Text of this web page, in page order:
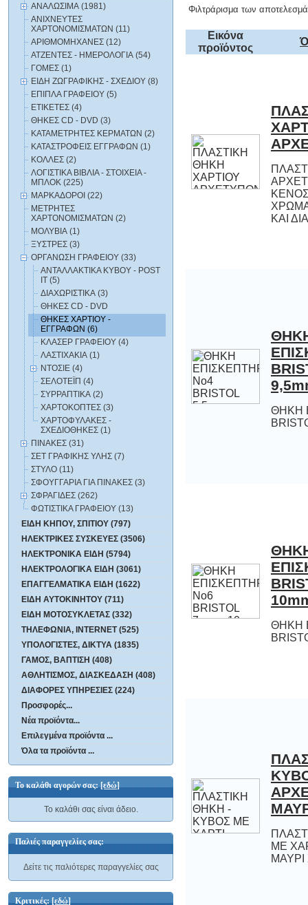
ΑΝΑΛΩΣΙΜΑ (1981)
ΑΝΙΧΝΕΥΤΕΣ
ΧΑΡΤΟΝΟΜΙΣΜΑΤΩΝ (11)
ΑΡΙΘΜΟΜΗΧΑΝΕΣ (12)
ΑΤΖΕΝΤΕΣ - ΗΜΕΡΟΛΟΓΙΑ (54)
ΓΟΜΕΣ (1)
ΕΙΔΗ ΖΩΓΡΑΦΙΚΗΣ - ΣΧΕΔΙΟΥ (8)
ΕΠΙΠΛΑ ΓΡΑΦΕΙΟΥ (5)
ΕΤΙΚΕΤΕΣ (4)
ΘΗΚΕΣ CD - DVD (3)
ΚΑΤΑΜΕΤΡΗΤΕΣ ΚΕΡΜΑΤΩΝ (2)
ΚΑΤΑΣΤΡΟΦΕΙΣ ΕΓΓΡΑΦΩΝ (1)
ΚΟΛΛΕΣ (2)
ΛΟΓΙΣΤΙΚΑ BIBΛΙΑ - ΣΤΟΙΧΕΙΑ -
ΜΠΛΟΚ (225)
ΜΑΡΚΑΔΟΡΟΙ (22)
ΜΕΤΡΗΤΕΣ
ΧΑΡΤΟΝΟΜΙΣΜΑΤΩΝ (2)
ΜΟΛΥΒΙΑ (1)
ΞΥΣΤΡΕΣ (3)
ΟΡΓΑΝΩΣΗ ΓΡΑΦΕΙΟΥ (33)
ΑΝΤΑΛΛΑΚΤΙΚΑ ΚΥΒΟΥ - POST
IT (5)
ΔΙΑΧΩΡΙΣΤΙΚΑ (3)
ΘΗΚΕΣ CD - DVD
ΘΗΚΕΣ ΧΑΡΤΙΟΥ -
ΕΓΓΡΑΦΩΝ (6)
ΚΛΑΣΕΡ ΓΡΑΦΕΙΟΥ (4)
ΛΑΣΤΙΧΑΚΙΑ (1)
ΝΤΟΣΙΕ (4)
ΣΕΛΟΤΕΪΠ (4)
ΣΥΡΡΑΠΤΙΚΑ (2)
ΧΑΡΤΟΚΟΠΤΕΣ (3)
ΧΑΡΤΟΦΥΛΑΚΕΣ -
ΣΧΕΔΙΟΘΗΚΕΣ (1)
ΠΙΝΑΚΕΣ (31)
ΣΕΤ ΓΡΑΦΙΚΗΣ ΥΛΗΣ (7)
ΣΤΥΛΟ (11)
ΣΦΟΥΓΓΑΡΙΑ ΓΙΑ ΠΙΝΑΚΕΣ (3)
ΣΦΡΑΓΙΔΕΣ (262)
ΦΩΤΙΣΤΙΚΑ ΓΡΑΦΕΙΟΥ (13)
ΕΙΔΗ ΚΗΠΟΥ, ΣΠΙΤΙΟΥ (797)
ΗΛΕΚΤΡΙΚΕΣ ΣΥΣΚΕΥΕΣ (3506)
ΗΛΕΚΤΡΟΝΙΚΑ ΕΙΔΗ (5794)
ΗΛΕΚΤΡΟΛΟΓΙΚΑ ΕΙΔΗ (3061)
ΕΠΑΓΓΕΛΜΑΤΙΚΑ ΕΙΔΗ (1622)
ΕΙΔΗ ΑΥΤΟΚΙΝΗΤΟΥ (711)
ΕΙΔΗ ΜΟΤΟΣΥΚΛΕΤΑΣ (332)
ΤΗΛΕΦΩΝΙΑ, INTERNET (525)
ΥΠΟΛΟΓΙΣΤΕΣ, ΔΙΚΤΥΑ (1835)
ΓΑΜΟΣ, ΒΑΠΤΙΣΗ (408)
ΑΘΛΗΤΙΣΜΟΣ, ΔΙΑΣΚΕΔΑΣΗ (408)
ΔΙΑΦΟΡΕΣ ΥΠΗΡΕΣΙΕΣ (224)
Προσφορές...
Νέα προϊόντα...
Επιλεγμένα προϊόντα ...
Όλα τα προϊόντα ...
Το καλάθι αγορών σας:[εδώ]
Το καλάθι σας είναι άδειο.
Παλιές παραγγελίες σας:
Δείτε τις παλιότερες παραγγελίες σας
Κριτικές:[εδώ]
Φιλτράρισμα των
Εικόνα
προϊόντος
ΚΑΙ
ΕΠΙΣΚΕΠΤΗΡΙΟ
BRISTOL
ΘΗΚΗ
ΕΠΙΣΚΕΠΤΗΡΙΟ
BRISTOL
ΘΗΚΗ
ΜΕ